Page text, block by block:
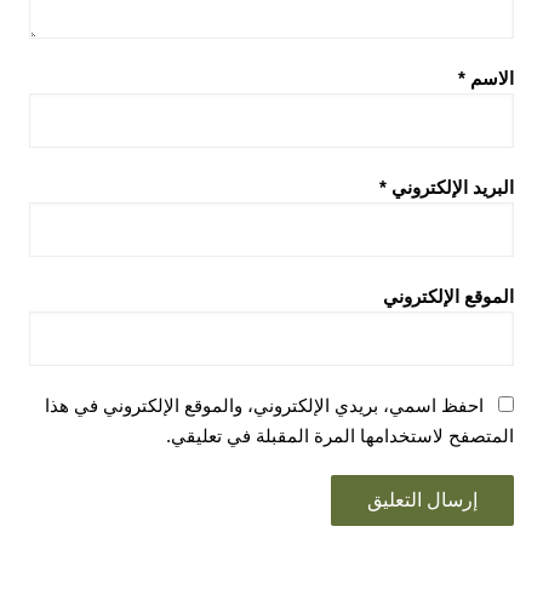
الاسم *
البريد الإلكتروني *
الموقع الإلكتروني
احفظ اسمي، بريدي الإلكتروني، والموقع الإلكتروني في هذا
المتصفح لاستخدامها المرة المقبلة في تعليقي.